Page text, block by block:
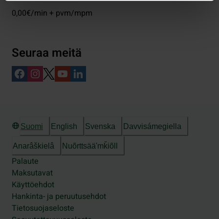
0,00€/min + pvm/mpm
Seuraa meitä
Suomi English Svenska Davvisámegiella
Anarâškielâ Nuõrttsääʹmǩiõll
Palaute
Maksutavat
Käyttöehdot
Hankinta- ja peruutusehdot
Tietosuojaseloste